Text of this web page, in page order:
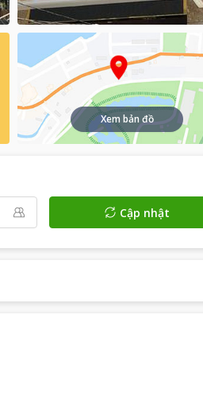
Xem bản đồ
Cập nhật